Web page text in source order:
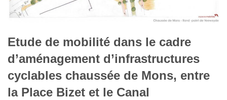
Etude de mobilité dans le cadre
d’aménagement d’infrastructures
cyclables chaussée de Mons, entre
la Place Bizet et le Canal